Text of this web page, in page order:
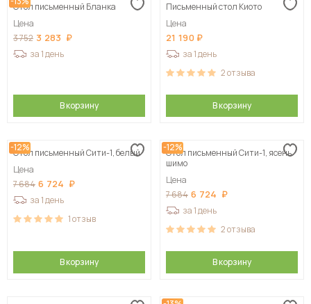
Стол письменный Бланка
Цена
3 752 3 283
за 1 день
В корзину
Письменный стол Киото
Цена
21 190
за 1 день
2отзыва
В корзину
-12%
Стол письменный Сити-1, белый
Цена
7 684 6 724
за 1 день
1отзыв
В корзину
-12%
Стол письменный Сити-1, ясень
шимо
Цена
7 684 6 724
за 1 день
2отзыва
В корзину